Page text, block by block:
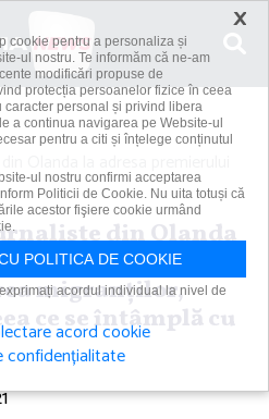
Olanda la adresa premierului
din Olanda
grec: „Minţiţi
migranţilor,
ce se întâmplă cu
×
cookie pentru a personaliza și
ul nostru. Te informăm că ne-am
modificări propuse de
protecția persoanelor fizice în ceea
personal și privind libera
a continua navigarea pe Website-ul
pentru a citi și înțelege conținutul
ul nostru confirmi acceptarea
Politicii de Cookie. Nu uita totuși că
acestor fişiere cookie urmând
POLITICA DE COOKIE
acordul individual la nivel de
acord cookie
confidențialitate